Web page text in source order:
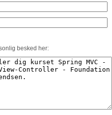
besked her: